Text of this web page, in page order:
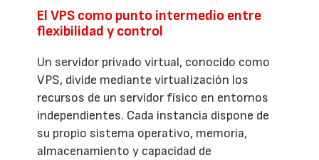
El VPS como punto intermedio entre
flexibilidad y control
Un servidor privado virtual, conocido como
VPS, divide mediante virtualización los
recursos de un servidor físico en entornos
independientes. Cada instancia dispone de
su propio sistema operativo, memoria,
almacenamiento y capacidad de